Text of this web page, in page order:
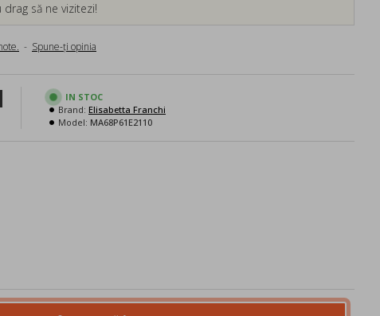
să ne vizitezi!
- Spune-ţi opinia
IN STOC
Brand: Elisabetta Franchi
Model: MA68P61E2110